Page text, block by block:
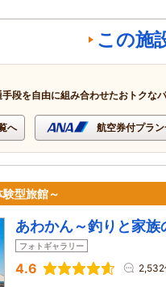
この施
段を自由に組み合わせたおトクな
へ 航空券付プラ
型旅館～
あわかん～釣りと家族
フォトギャラリー
4.6